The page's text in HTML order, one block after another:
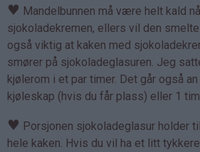
♥ Mandelbunnen må være helt kald
sjokoladekremen, ellers vil den
også viktig at kaken med
smører på sjokoladeglasuren. Jeg
kjølerom i et par timer. Det går også
kjøleskap (hvis du får plass) eller 1
♥ Porsjonen sjokoladeglasur holder
hele kaken. Hvis du vil ha et litt